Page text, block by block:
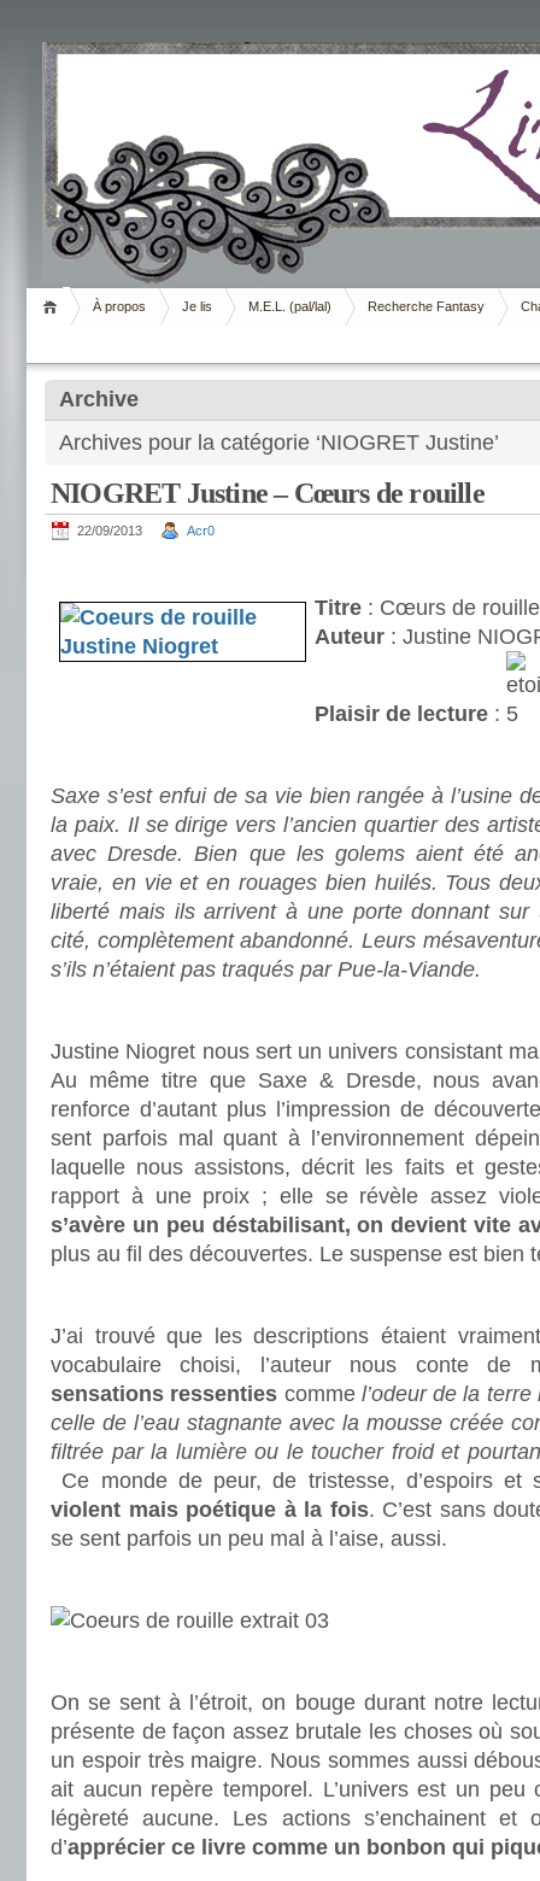
Livrement
À propos Je lis M.E.L. (pal/lal) Recherche Fantasy
Archive
Archives pour la catégorie ‘NIOGRET Justine’
NIOGRET Justine – Cœurs de rouille
22/09/2013 Acr0
Titre : Cœurs de rouille
Auteur : Justine
Plaisir de lecture :
Saxe s’est enfui de sa vie bien rangée à l’usine
la paix. Il se dirige vers l’ancien quartier des
avec Dresde. Bien que les golems aient été
vraie, en vie et en rouages bien huilés. Tous
liberté mais ils arrivent à une porte donnant
cité, complètement abandonné. Leurs
s’ils n’étaient pas traqués par Pue-la-Viande.
Justine Niogret nous sert un univers consistant
Au même titre que Saxe & Dresde, nous
renforce d’autant plus l’impression de
sent parfois mal quant à l’environnement
laquelle nous assistons, décrit les faits et
rapport à une proix ; elle se révèle assez
s’avère un peu déstabilisant, on devient vite
plus au fil des découvertes. Le suspense est bien
J’ai trouvé que les descriptions étaient
vocabulaire choisi, l’auteur nous conte de
sensations ressenties comme l’odeur de la
celle de l’eau stagnante avec la mousse créée
filtrée par la lumière ou le toucher froid et
Ce monde de peur, de tristesse, d’espoirs et
violent mais poétique à la fois. C’est sans
se sent parfois un peu mal à l’aise, aussi.
On se sent à l’étroit, on bouge durant notre
présente de façon assez brutale les choses où
un espoir très maigre. Nous sommes aussi
ait aucun repère temporel. L’univers est un peu
légèreté aucune. Les actions s’enchainent et
d’apprécier ce livre comme un bonbon qui